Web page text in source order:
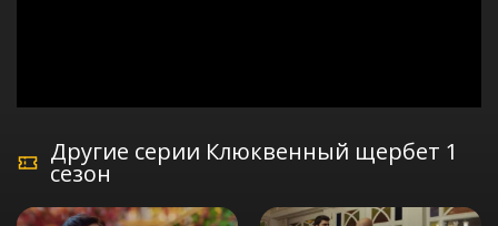
Другие серии Клюквенный щербет 1
сезон